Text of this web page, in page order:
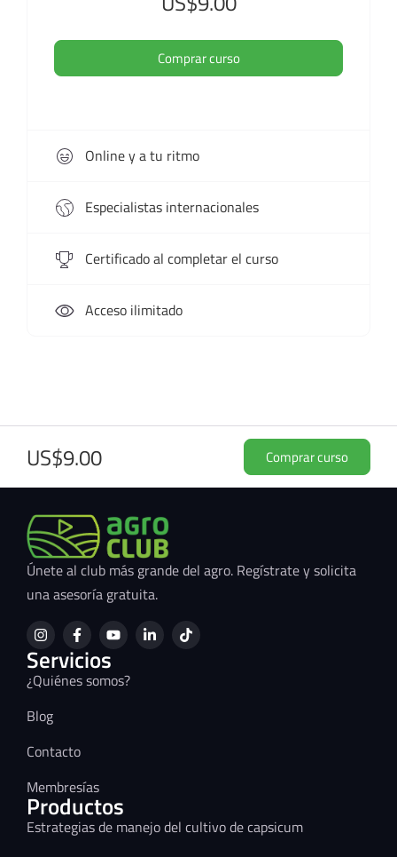
Comprar curso
Online y a tu ritmo
Especialistas internacionales
Certificado al completar el curso
Acceso ilimitado
US$9.00 Comprar curso
Únete al club más grande del agro. Regístrate y solicita
una asesoría gratuita.
Servicios
¿Quiénes somos?
Blog
Contacto
Membresías
Productos
Estrategias de manejo del cultivo de capsicum